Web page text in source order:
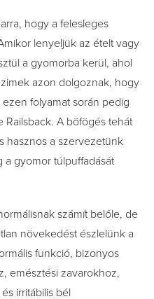
hogy a felesleges
lenyeljük az ételt vagy
a gyomorba kerül, ahol
azon dolgoznak, hogy
folyamat során pedig
Railsback. A böfögés tehát
hasznos a szervezetünk
a gyomor túlpuffadását
számít belőle, de
növekedést észlelünk a
funkció, bizonyos
emésztési zavarokhoz,
irritábilis bél